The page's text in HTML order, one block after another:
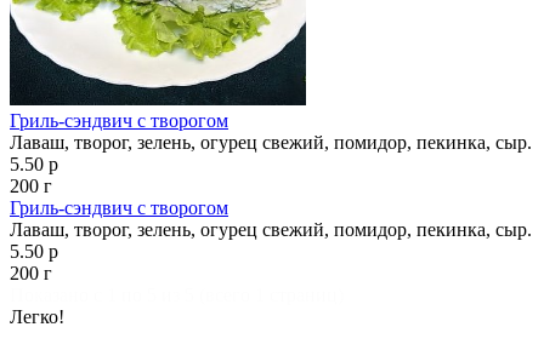
Гриль-сэндвич с творогом
Лаваш, творог, зелень, огурец свежий, помидор, пекинка, сыр.
5.50 р
200 г
Гриль-сэндвич с творогом
Лаваш, творог, зелень, огурец свежий, помидор, пекинка, сыр.
5.50 р
200 г
Легко!